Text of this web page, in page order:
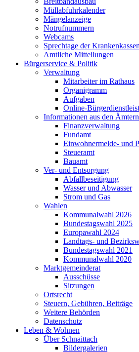
Müllabfuhrkalender
Mängelanzeige
Notrufnummern
Webcams
Sprechtage der
Amtliche Mitteilungen
Bürgerservice & Politik
Verwaltung
Mitarbeiter im Rathaus
Organigramm
Aufgaben
Online-
Informationen aus den Ämtern
Finanzverwaltung
Fundamt
Einwohnermelde- und
Steueramt
Bauamt
Ver- und Entsorgung
Abfallbeseitigung
Wasser und Abwasser
Strom und Gas
Wahlen
Kommunalwahl 2026
Bundestagswahl 2025
Europawahl 2024
Landtags- und
Bundestagswahl 2021
Kommunalwahl 2020
Marktgemeinderat
Ausschüsse
Sitzungen
Ortsrecht
Steuern, Gebühren, Beiträge
Weitere Behörden
Datenschutz
Leben & Wohnen
Über Schnaittach
Bildergalerien